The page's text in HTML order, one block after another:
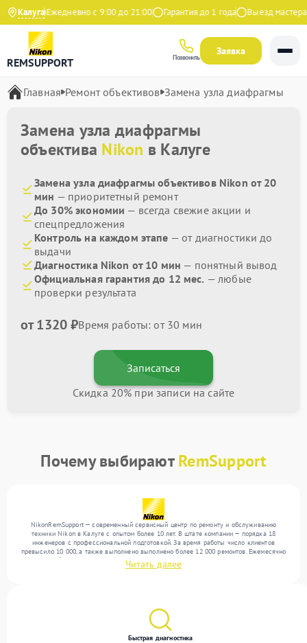
КалугаЕжедневно с 9:00 до 21:00 Гарантия до 1 года Выезд мастера
REMSUPPORT Позвонить
Заявка
Главная Ремонт объективов Замена узла диафрагмы
Замена узла диафрагмы
объектива Nikon в Калуге
Замена узла диафрагмы объективов Nikon от 20
мин — приоритетный ремонт
До 30% экономии — всегда свежие акции и
спецпредложения
Контроль на каждом этапе — от диагностики до
выдачи
Диагностика Nikon от 10 мин — понятный вывод
Официальная гарантия до 12 мес. — любые
проверки результата
от 1320 ₽Время работы: от 30 мин
Записаться
Скидка 20% при записи на сайте
Почему выбираютRemSupport
NikonRemSupport — современный сервисный центр по ремонту и обслуживанию
техники Nikon в Калуге с опытом более 10 лет. В штате компании — порядка 18
инженеров с профессиональной подготовкой. За время работы число клиентов
превысило 10 000, а также выполнено выполнено более 12 000 ремонтов. Ежемесячно
в сервисный центр поступает свыше 300 единиц техники, включая , , . Мы выполняем
ремонт различного уровня сложности и поддерживаем высокий стандарт качества
Читать далее
Быстрая диагностика